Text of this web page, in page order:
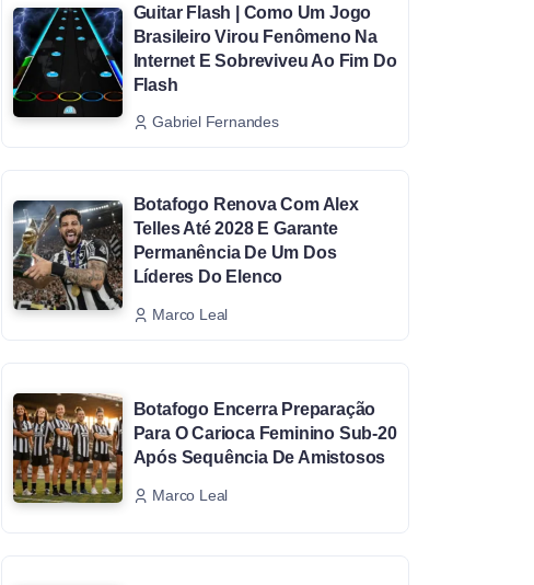
Guitar Flash | Como Um Jogo
Brasileiro Virou Fenômeno Na
Internet E Sobreviveu Ao Fim Do
Flash
Gabriel Fernandes
Botafogo Renova Com Alex
Telles Até 2028 E Garante
Permanência De Um Dos
Líderes Do Elenco
Marco Leal
Botafogo Encerra Preparação
Para O Carioca Feminino Sub-20
Após Sequência De Amistosos
Marco Leal